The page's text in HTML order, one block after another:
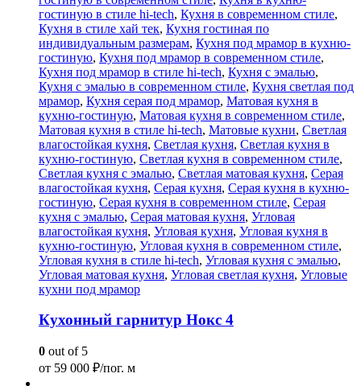
гостиную в стиле hi-tech, Кухня в современном стиле,
Кухня в стиле хай тек, Кухня гостиная по
индивидуальным размерам, Кухня под мрамор в кухню-
гостиную, Кухня под мрамор в современном стиле,
Кухня под мрамор в стиле hi-tech, Кухня с эмалью,
Кухня с эмалью в современном стиле, Кухня светлая под
мрамор, Кухня серая под мрамор, Матовая кухня в
кухню-гостиную, Матовая кухня в современном стиле,
Матовая кухня в стиле hi-tech, Матовые кухни, Светлая
влагостойкая кухня, Светлая кухня, Светлая кухня в
кухню-гостиную, Светлая кухня в современном стиле,
Светлая кухня с эмалью, Светлая матовая кухня, Серая
влагостойкая кухня, Серая кухня, Серая кухня в кухню-
гостиную, Серая кухня в современном стиле, Серая
кухня с эмалью, Серая матовая кухня, Угловая
влагостойкая кухня, Угловая кухня, Угловая кухня в
кухню-гостиную, Угловая кухня в современном стиле,
Угловая кухня в стиле hi-tech, Угловая кухня с эмалью,
Угловая матовая кухня, Угловая светлая кухня, Угловые
кухни под мрамор
Кухонный гарнитур Нокс 4
0 out of 5
от 59 000 ₽/пог. м